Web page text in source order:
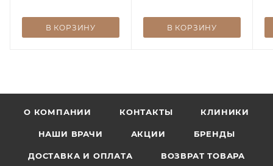
В КОРЗИНУ В КОРЗИНУ
О КОМПАНИИ КОНТАКТЫ КЛИНИКИ
НАШИ ВРАЧИ АКЦИИ БРЕНДЫ
ДОСТАВКА И ОПЛАТА ВОЗВРАТ ТОВАРА